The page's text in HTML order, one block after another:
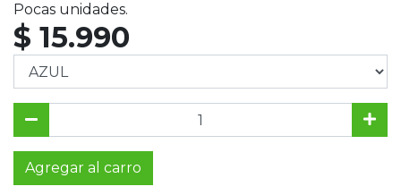
Pocas unidades.
$ 15.990
Agregar al carro